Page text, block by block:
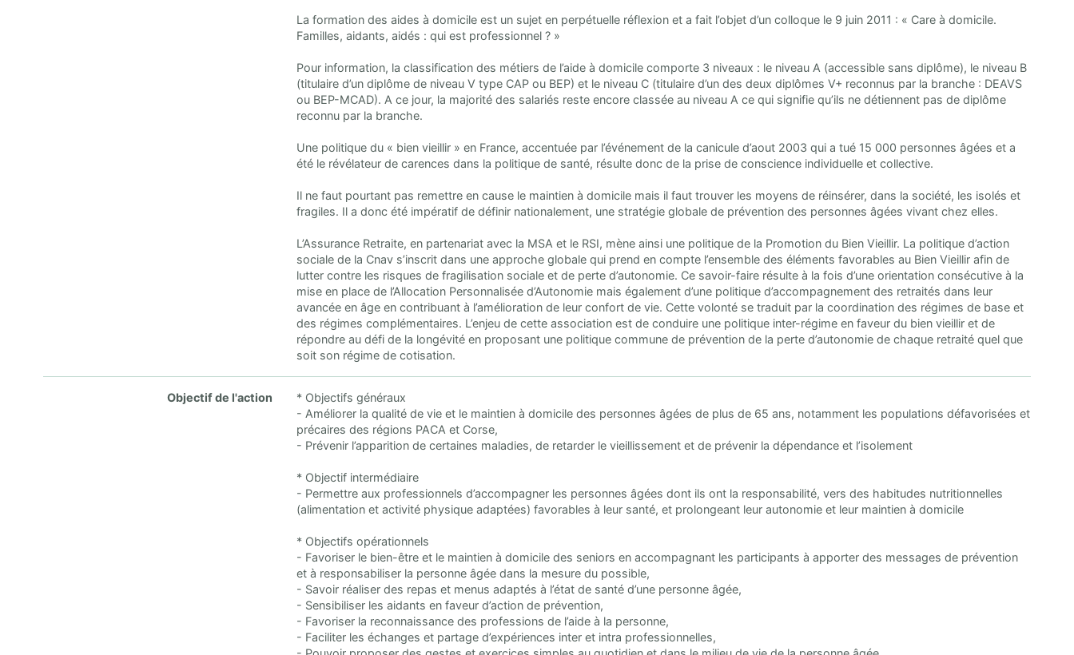
La formation des aides à domicile est un sujet en perpétuelle réflexion et a fait l’objet d’un colloque le 9 juin 2011 : « Care à domicile.
Familles, aidants, aidés : qui est professionnel ? »
Pour information, la classification des métiers de l’aide à domicile comporte 3 niveaux : le niveau A (accessible sans diplôme), le niveau B
(titulaire d’un diplôme de niveau V type CAP ou BEP) et le niveau C (titulaire d’un des deux diplômes V+ reconnus par la branche : DEAVS
ou BEP-MCAD). A ce jour, la majorité des salariés reste encore classée au niveau A ce qui signifie qu’ils ne détiennent pas de diplôme
reconnu par la branche.
Une politique du « bien vieillir » en France, accentuée par l’événement de la canicule d’aout 2003 qui a tué 15 000 personnes âgées et a
été le révélateur de carences dans la politique de santé, résulte donc de la prise de conscience individuelle et collective.
Il ne faut pourtant pas remettre en cause le maintien à domicile mais il faut trouver les moyens de réinsérer, dans la société, les isolés et
fragiles. Il a donc été impératif de définir nationalement, une stratégie globale de prévention des personnes âgées vivant chez elles.
L’Assurance Retraite, en partenariat avec la MSA et le RSI, mène ainsi une politique de la Promotion du Bien Vieillir. La politique d’action
sociale de la Cnav s’inscrit dans une approche globale qui prend en compte l’ensemble des éléments favorables au Bien Vieillir afin de
lutter contre les risques de fragilisation sociale et de perte d’autonomie. Ce savoir-faire résulte à la fois d’une orientation consécutive à la
mise en place de l’Allocation Personnalisée d’Autonomie mais également d’une politique d’accompagnement des retraités dans leur
avancée en âge en contribuant à l’amélioration de leur confort de vie. Cette volonté se traduit par la coordination des régimes de base et
des régimes complémentaires. L’enjeu de cette association est de conduire une politique inter-régime en faveur du bien vieillir et de
répondre au défi de la longévité en proposant une politique commune de prévention de la perte d’autonomie de chaque retraité quel que
soit son régime de cotisation.
Objectif de l'action
* Objectifs généraux
- Améliorer la qualité de vie et le maintien à domicile des personnes âgées de plus de 65 ans, notamment les populations défavorisées et
précaires des régions PACA et Corse,
- Prévenir l’apparition de certaines maladies, de retarder le vieillissement et de prévenir la dépendance et l’isolement
* Objectif intermédiaire
- Permettre aux professionnels d’accompagner les personnes âgées dont ils ont la responsabilité, vers des habitudes nutritionnelles
(alimentation et activité physique adaptées) favorables à leur santé, et prolongeant leur autonomie et leur maintien à domicile
* Objectifs opérationnels
- Favoriser le bien-être et le maintien à domicile des seniors en accompagnant les participants à apporter des messages de prévention
et à responsabiliser la personne âgée dans la mesure du possible,
- Savoir réaliser des repas et menus adaptés à l’état de santé d’une personne âgée,
- Sensibiliser les aidants en faveur d’action de prévention,
- Favoriser la reconnaissance des professions de l’aide à la personne,
- Faciliter les échanges et partage d’expériences inter et intra professionnelles,